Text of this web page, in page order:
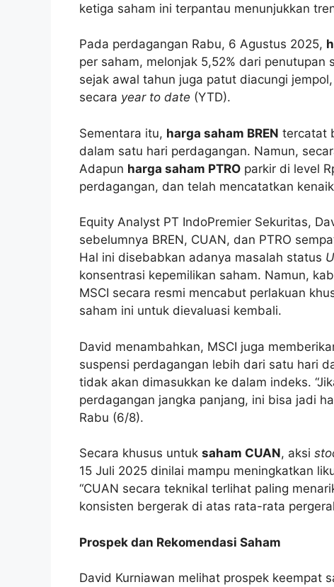
ketiga saham ini terpantau menunjukkan
Pada perdagangan Rabu, 6 Agustus 2025,
per saham, melonjak 5,52% dari
sejak awal tahun juga patut diacungi
secara year to date (YTD).
Sementara itu, harga saham BREN tercatat
dalam satu hari perdagangan. Namun,
Adapun harga saham PTRO parkir di level
perdagangan, dan telah mencatatkan
Equity Analyst PT IndoPremier Sekuritas,
sebelumnya BREN, CUAN, dan PTRO
Hal ini disebabkan adanya masalah status
konsentrasi kepemilikan saham. Namun,
MSCI secara resmi mencabut perlakuan
saham ini untuk dievaluasi kembali.
David menambahkan, MSCI juga
suspensi perdagangan lebih dari satu hari
tidak akan dimasukkan ke dalam indeks.
perdagangan jangka panjang, ini bisa jadi
Rabu (6/8).
Secara khusus untuk saham CUAN, aksi
15 Juli 2025 dinilai mampu meningkatkan
“CUAN secara teknikal terlihat paling
konsisten bergerak di atas rata-rata
Prospek dan Rekomendasi Saham
David Kurniawan melihat prospek keempat